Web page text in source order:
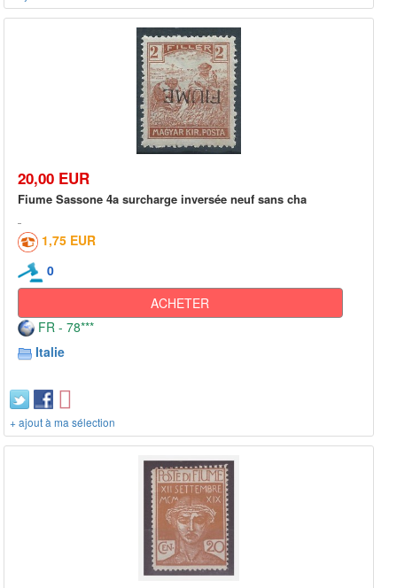
20,00 EUR
Fiume Sassone 4a surcharge inversée neuf sans cha
1,75 EUR
0
ACHETER
FR - 78***
Italie
+ ajout à ma sélection